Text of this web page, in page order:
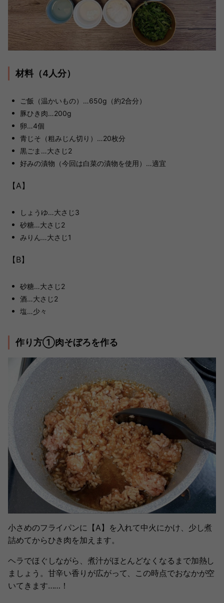
材料（4人分）
ご飯（温かいもの）…650g（約2合分）
豚ひき肉…200g
卵…4個
青じそ（粗みじん切り）…20枚分
黒ごま…大さじ2
好みの漬物（今回は白菜の漬物を使用）…適宜
【A】
しょうゆ…大さじ3
砂糖…大さじ2
みりん…大さじ1
【B】
砂糖…大さじ2
酒…大さじ2
塩…少々
作り方①肉そぼろを作る
小さめのフライパンに【A】を入れて中火にかけ、少し煮
詰めてからひき肉を加えます。
ヘラでほぐしながら、煮汁がほとんどなくなるまで加熱し
ましょう。甘辛い香りが広がって、この時点でおなかが空
いてきます……！